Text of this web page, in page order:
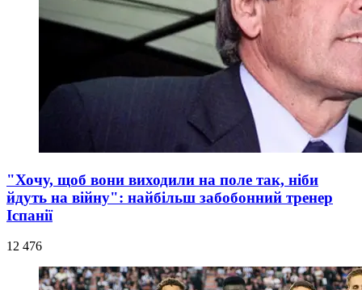
"Хочу, щоб вони виходили на поле так, ніби
йдуть на війну": найбільш забобонний тренер
Іспанії
12 476